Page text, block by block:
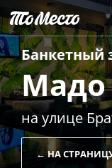
Банкетный
Мадо
на ​улице
← НА